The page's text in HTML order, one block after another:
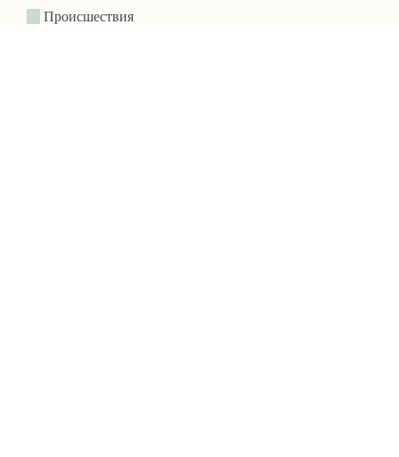
Происшествия